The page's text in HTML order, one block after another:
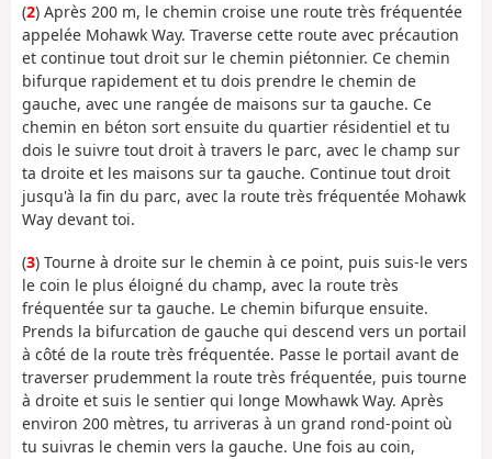
(2) Après 200 m, le chemin croise une route très fréquentée
appelée Mohawk Way. Traverse cette route avec précaution
et continue tout droit sur le chemin piétonnier. Ce chemin
bifurque rapidement et tu dois prendre le chemin de
gauche, avec une rangée de maisons sur ta gauche. Ce
chemin en béton sort ensuite du quartier résidentiel et tu
dois le suivre tout droit à travers le parc, avec le champ sur
ta droite et les maisons sur ta gauche. Continue tout droit
jusqu'à la fin du parc, avec la route très fréquentée Mohawk
Way devant toi.
(3) Tourne à droite sur le chemin à ce point, puis suis-le vers
le coin le plus éloigné du champ, avec la route très
fréquentée sur ta gauche. Le chemin bifurque ensuite.
Prends la bifurcation de gauche qui descend vers un portail
à côté de la route très fréquentée. Passe le portail avant de
traverser prudemment la route très fréquentée, puis tourne
à droite et suis le sentier qui longe Mowhawk Way. Après
environ 200 mètres, tu arriveras à un grand rond-point où
tu suivras le chemin vers la gauche. Une fois au coin,